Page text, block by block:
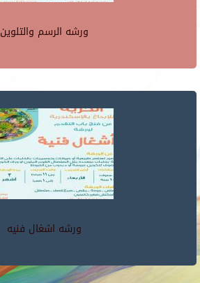
ورشه الرسم والتلوين
ورشه اشغال فنيه